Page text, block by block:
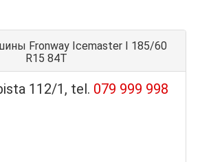
Fronway Icemaster I 185/60
R15 84T
112/1, tel. 079 999 998